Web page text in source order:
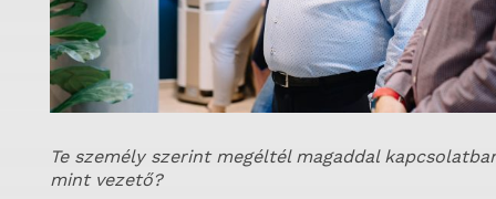
Te személy szerint megéltél magaddal
mint vezető?